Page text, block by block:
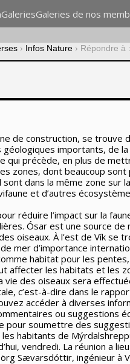
GaleriesGaleries de nos
› Infos Nature › Répondre à
de construction, se trouve
importants, de
précède, en plus de
zones, dont beaucoup
dans la même zone
et d’autres
réduire l’impact sur la
Ósar est une source
oiseaux. À l’est de Vík
mer d’importance
habitat pour les
affecter les habitats et les
vie des oiseaux sera
c’est-à-dire dans le
accéder à diverses
ou suggestions
pour soumettre des
les habitants de
vendredi. La réunion a
Sævarsdóttir, ingénieur à